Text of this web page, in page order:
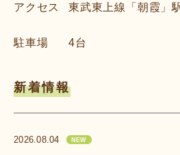
アクセス 東武東上線「朝霞」
駐車場 4台
新着情報
2026.08.04 NEW